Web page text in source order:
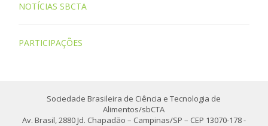
NOTÍCIAS SBCTA
PARTICIPAÇÕES
Sociedade Brasileira de Ciência e Tecnologia de
Alimentos/sbCTA
Av. Brasil, 2880 Jd. Chapadão – Campinas/SP – CEP 13070-178 -